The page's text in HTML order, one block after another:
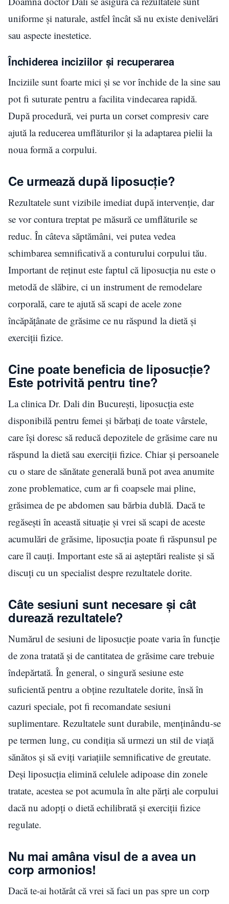
uniforme și naturale, astfel încât să nu existe denivelări
sau aspecte inestetice.
Închiderea inciziilor și recuperarea
Inciziile sunt foarte mici și se vor închide de la sine sau
pot fi suturate pentru a facilita vindecarea rapidă.
După procedură, vei purta un corset compresiv care
ajută la reducerea umflăturilor și la adaptarea pielii la
noua formă a corpului.
Ce urmează după liposucție?
Rezultatele sunt vizibile imediat după intervenție, dar
se vor contura treptat pe măsură ce umflăturile se
reduc. În câteva săptămâni, vei putea vedea
schimbarea semnificativă a conturului corpului tău.
Important de reținut este faptul că liposucția nu este o
metodă de slăbire, ci un instrument de remodelare
corporală, care te ajută să scapi de acele zone
încăpățânate de grăsime ce nu răspund la dietă și
exerciții fizice.
Cine poate beneficia de liposucție?
Este potrivită pentru tine?
La clinica Dr. Dali din București, liposucția este
disponibilă pentru femei și bărbați de toate vârstele,
care își doresc să reducă depozitele de grăsime care nu
răspund la dietă sau exerciții fizice. Chiar și persoanele
cu o stare de sănătate generală bună pot avea anumite
zone problematice, cum ar fi coapsele mai pline,
grăsimea de pe abdomen sau bărbia dublă. Dacă te
regăsești în această situație și vrei să scapi de aceste
acumulări de grăsime, liposucția poate fi răspunsul pe
care îl cauți. Important este să ai așteptări realiste și să
discuți cu un specialist despre rezultatele dorite.
Câte sesiuni sunt necesare și cât
durează rezultatele?
Numărul de sesiuni de liposucție poate varia în funcție
de zona tratată și de cantitatea de grăsime care trebuie
îndepărtată. În general, o singură sesiune este
suficientă pentru a obține rezultatele dorite, însă în
cazuri speciale, pot fi recomandate sesiuni
suplimentare. Rezultatele sunt durabile, menținându-se
pe termen lung, cu condiția să urmezi un stil de viață
sănătos și să eviți variațiile semnificative de greutate.
Deși liposucția elimină celulele adipoase din zonele
tratate, acestea se pot acumula în alte părți ale corpului
dacă nu adopți o dietă echilibrată și exerciții fizice
regulate.
Nu mai amâna visul de a avea un
corp armonios!
Dacă te-ai hotărât că vrei să faci un pas spre un corp